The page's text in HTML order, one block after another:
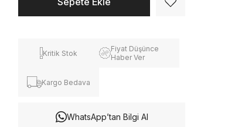
Kritik Stok
Fiyat Düşünce
Haber Ver
Kargo Bedava
WhatsApp’tan Bilgi Al